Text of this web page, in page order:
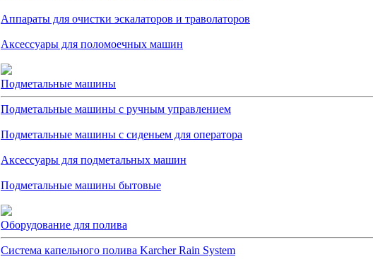
Аппараты для очистки эскалаторов и траволаторов
Аксессуары для поломоечных машин
Подметальные машины
Подметальные машины с ручным управлением
Подметальные машины с сиденьем для оператора
Аксессуары для подметальных машин
Подметальные машины бытовые
Оборудование для полива
Система капельного полива Karcher Rain System